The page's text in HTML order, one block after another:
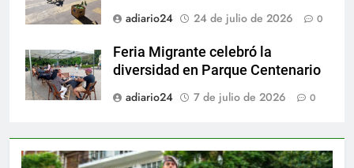
adiario24
24 de julio de 2026 0
Feria Migrante celebró la
diversidad en Parque Centenario
adiario24
7 de julio de 2026 0